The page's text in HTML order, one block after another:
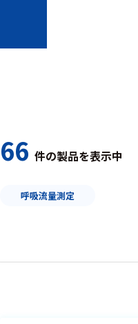
66 件の製品を表示中
呼吸流量測定